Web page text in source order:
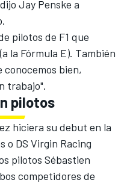
Jay Penske a
pilotos de F1 que
la Fórmula E). También
conocemos bien,
trabajo".
pilotos
hiciera su debut en la
o DS Virgin Racing
pilotos Sébastien
competidores de